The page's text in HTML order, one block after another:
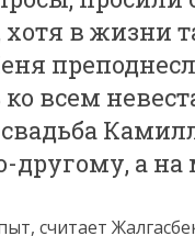
в жизни
ко всем
другому, а
считает